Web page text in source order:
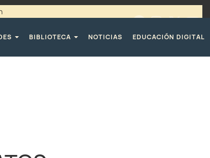
BIBLIOTECA NOTICIAS EDUCACIÓN DIGITAL